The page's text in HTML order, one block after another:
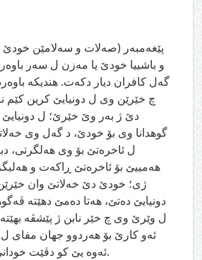
پێغه‌مبه‌ر (صه‌لات و سه‌لامێن
و باشییا خودێ یا مه‌زن ل سه‌ر
گه‌ل كافران دیار دكه‌ت. هندیكه‌
چ خێرێن وی ل دونیایێ كرین كێم
دێ ژ به‌ر وێ خێرێ؛ ل دونیایێ
گوهدانا وی بۆ خودێ، د گه‌ل وی
ل ئاخره‌تێ بۆ وی هه‌لگرتی،
هه‌مییێ بۆ ئاخره‌تێ ڕاكه‌ت و
ژی؛ خودێ دێ خه‌لاتێ وان
دونيايێ ده‌تێ، هه‌تا ده‌مێ دهێته‌
ل وێرێ وی چ خێر نابن ژ پێشڤه‌
ئه‌و كارێ بۆ هه‌ردوو جهان مفای
ئه‌وه‌ یێ كو دڤێت خودانێ وى باوه‌ردار بیت.